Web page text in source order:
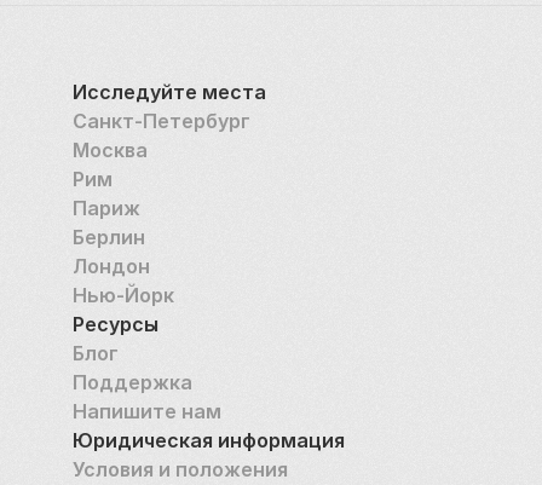
Исследуйте места
Санкт-Петербург
Москва
Рим
Париж
Берлин
Лондон
Нью-Йорк
Ресурсы
Блог
Поддержка
Напишите нам
Юридическая информация
Условия и положения